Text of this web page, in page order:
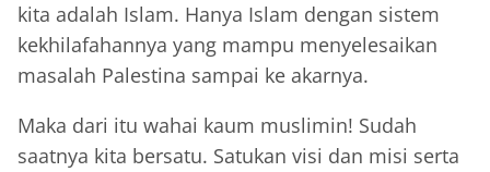
kita adalah Islam. Hanya Islam dengan sistem
kekhilafahannya yang mampu menyelesaikan
masalah Palestina sampai ke akarnya.
Maka dari itu wahai kaum muslimin! Sudah
saatnya kita bersatu. Satukan visi dan misi serta